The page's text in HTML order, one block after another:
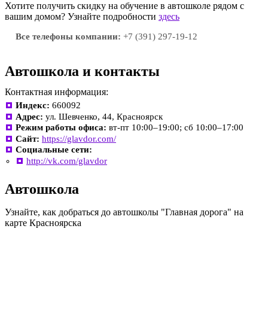
Хотите получить скидку на обучение в автошколе рядом с
вашим домом? Узнайте подробности здесь
Все телефоны компании: +7 (391) 297-19-12
Автошкола и контакты
Контактная информация:
Индекс: 660092
Адрес: ул. Шевченко, 44, Красноярск
Режим работы офиса: вт-пт 10:00–19:00; сб 10:00–17:00
Сайт: https://glavdor.com/
Социальные сети:
http://vk.com/glavdor
Автошкола
Узнайте, как добраться до автошколы "Главная дорога" на
карте Красноярска